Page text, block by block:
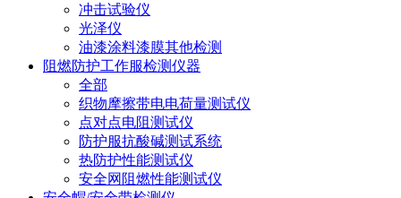
冲击试验仪
光泽仪
油漆涂料漆膜其他检测
阻燃防护工作服检测仪器
全部
织物摩擦带电电荷量测试仪
点对点电阻测试仪
防护服抗酸碱测试系统
热防护性能测试仪
安全网阻燃性能测试仪